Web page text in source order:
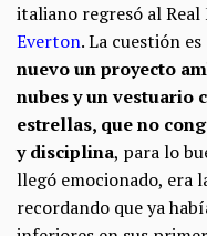
italiano regresó al
Everton. La cuestión es
nuevo un proyecto
nubes y un vestuario
estrellas, que no
y disciplina, para lo
llegó emocionado, era
recordando que ya